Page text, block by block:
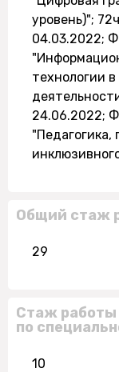
уровень)"; 72ч
04.03.2022;
технологии
24.06.2022;
"Педагогика,
Общий стаж
29
Стаж работы
по
10